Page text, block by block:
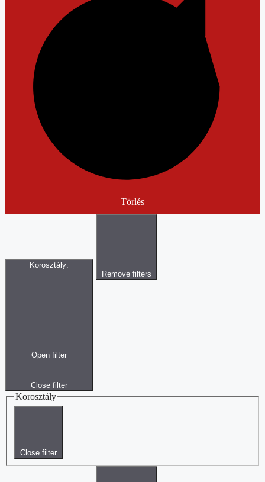
Törlés
Korosztály:
Open filter
Close filter
Remove filters
Korosztály
Close filter